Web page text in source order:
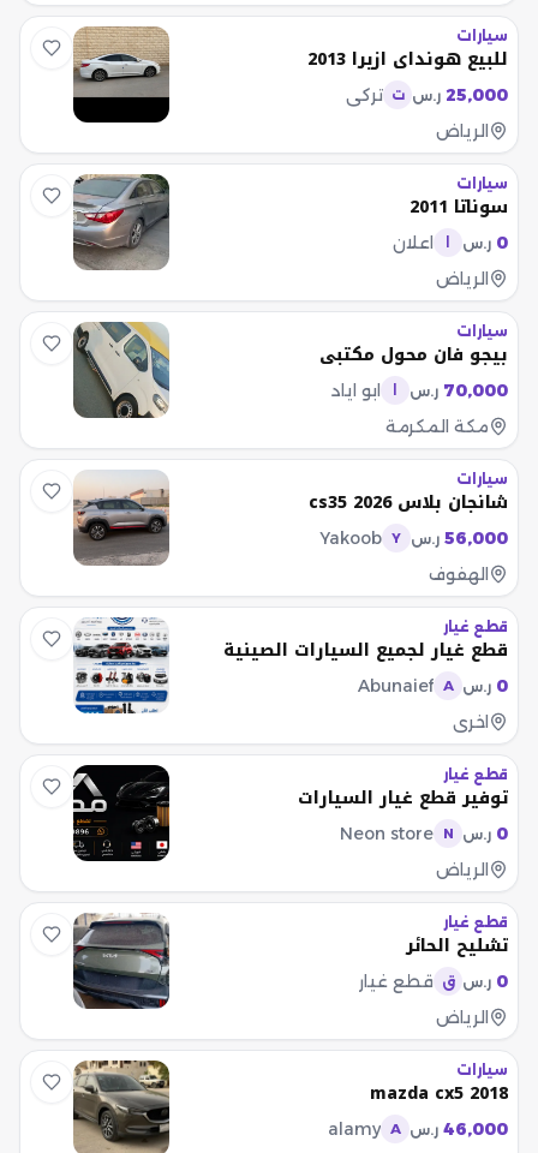
سيارات
للبيع هونداي ازيرا 2013
25,000 ر.س ت تركي
الرياض
سيارات
سوناتا 2011
0 ر.س
اعلان
الرياض
سيارات
بيجو فان محول مكتبي
70,000 ر.س
ابو اياد
مكة المكرمة
سيارات
شانجان بلاس cs35 2026
56,000 ر.س Y
Yakoob
الهفوف
قطع غيار
قطع غيار لجميع السيارات الصينية
0 ر.س A
Abunaief
اخرى
قطع غيار
توفير قطع غيار السيارات
0 ر.س N
Neon store
الرياض
قطع غيار
تشليح الحائر
0 ر.س ق
قطع غيار
الرياض
سيارات
mazda cx5 2018
46,000 ر.س A
alamy